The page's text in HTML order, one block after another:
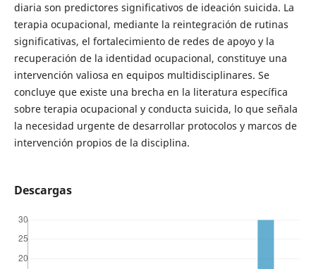
diaria son predictores significativos de ideación suicida. La
terapia ocupacional, mediante la reintegración de rutinas
significativas, el fortalecimiento de redes de apoyo y la
recuperación de la identidad ocupacional, constituye una
intervención valiosa en equipos multidisciplinares. Se
concluye que existe una brecha en la literatura específica
sobre terapia ocupacional y conducta suicida, lo que señala
la necesidad urgente de desarrollar protocolos y marcos de
intervención propios de la disciplina.
Descargas